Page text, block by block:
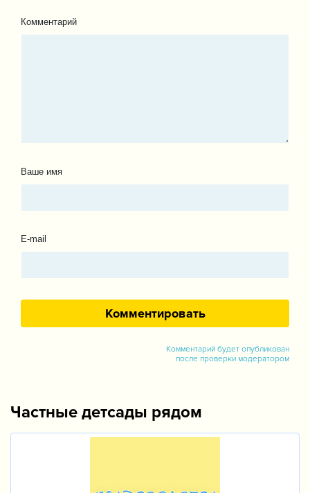
Комментарий
Ваше имя
E-mail
Комментарий будет опубликован
после проверки модератором
Частные детсады рядом